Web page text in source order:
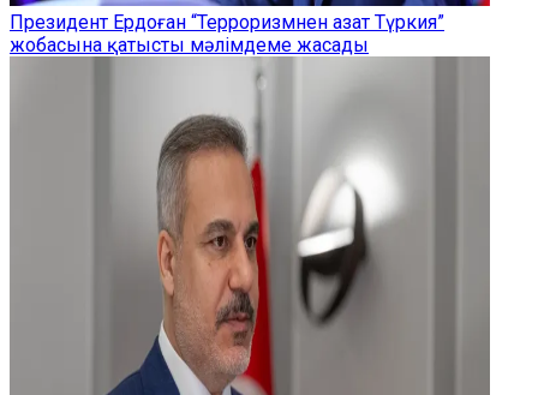
Президент Ердоған “Терроризмнен азат Түркия”
жобасына қатысты мәлімдеме жасады